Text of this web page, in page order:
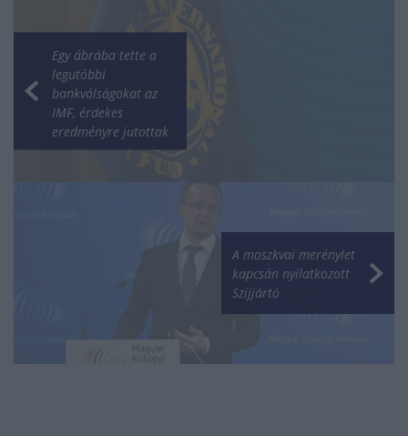
Egy ábrába tette a
legutóbbi
bankválságokat az
IMF, érdekes
eredményre jutottak
A moszkvai merénylet
kapcsán nyilatkozott
Szijjártó